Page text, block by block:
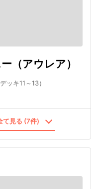
（アウレア）
ッキ11～13）
て見る (7件)